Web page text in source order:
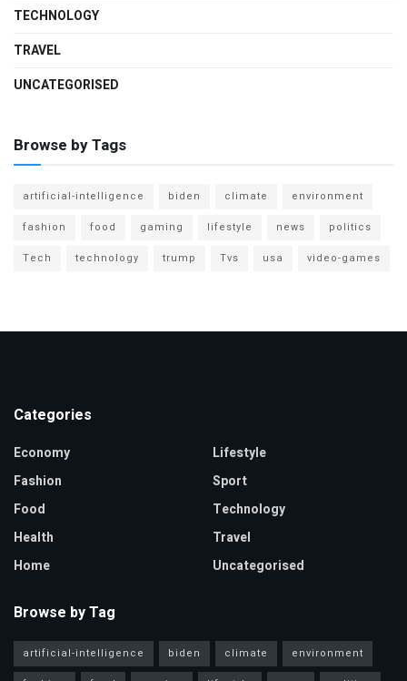
TECHNOLOGY
TRAVEL
UNCATEGORISED
Browse by Tags
artificial-intelligence biden climate
environment
fashion
food gaming lifestyle news
politics
Tech
technology trump Tvs usa video-games
Categories
Economy
Fashion
Food
Health
Home
Lifestyle
Sport
Technology
Travel
Uncategorised
Browse by Tag
artificial-intelligence biden climate
environment